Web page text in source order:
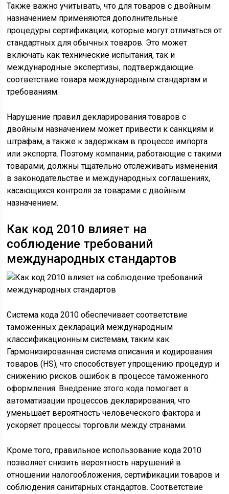
Также важно учитывать, что для товаров с двойным
назначением применяются дополнительные
процедуры сертификации, которые могут отличаться от
стандартных для обычных товаров. Это может
включать как технические испытания, так и
международные экспертизы, подтверждающие
соответствие товара международным стандартам и
требованиям.
Нарушение правил декларирования товаров с
двойным назначением может привести к санкциям и
штрафам, а также к задержкам в процессе импорта
или экспорта. Поэтому компании, работающие с такими
товарами, должны тщательно отслеживать изменения
в законодательстве и международных соглашениях,
касающихся контроля за товарами с двойным
назначением.
Как код 2010 влияет на
соблюдение требований
международных стандартов
Система кода 2010 обеспечивает соответствие
таможенных деклараций международным
классификационным системам, таким как
Гармонизированная система описания и кодирования
товаров (HS), что способствует упрощению процедур и
снижению рисков ошибок в процессе таможенного
оформления. Внедрение этого кода помогает в
автоматизации процессов декларирования, что
уменьшает вероятность человеческого фактора и
ускоряет процессы торговли между странами.
Кроме того, правильное использование кода 2010
позволяет снизить вероятность нарушений в
отношении налогообложения, сертификации товаров и
соблюдения санитарных стандартов. Соответствие